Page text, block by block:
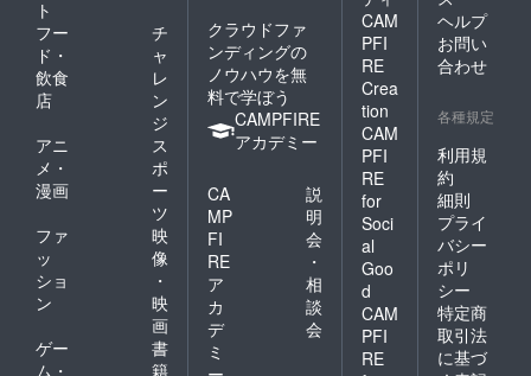
フォー
ムサ
ポー
ある場
社が別
途関係
各所に
セール
スをか
ける場
合がご
ざいま
藤茶＆
高木
ブーの
月期デ
ユニ
フォー
ム提
供 5枚
・８月
期デザ
インユ
フォー
ム提
供 １
０枚
合は、
備考欄
にそれ
ぞれの
内訳を
くださ
ユニ
フォー
ムのサ
イズ
は、Ｍ
サイズ
とＸＬ
サイズ
の２種
類です
・動画
内でＭ
ト
フー
ド・
飲食
店
チ
ャ
レ
ン
ジ
アニ
メ・
漫画
ス
ポ
ー
ツ
ファ
ッ
ショ
ン
映
像
・
映
画
ゲー
ム・
書
籍
クラウドファ
ンディングの
ノウハウを無
料で学ぼう
CAMPFIRE
アカデミー
CA
MP
FI
RE
ア
カ
デ
ミ
説
明
会
・
相
談
会
CAM
PFI
RE
Crea
tion
CAM
PFI
RE
for
Soci
al
Goo
d
CAM
PFI
RE
ヘルプ
お問い
合わせ
各種規定
利用規
約
細則
プライ
バシー
ポリ
シー
特定商
取引法
に基づ